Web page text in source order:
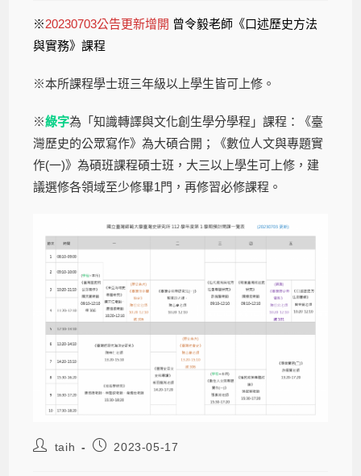
※20230703公告更新增開 曾令毅老師《口述歷史方法
與實務》課程
※本所課程學士班三年級以上學生皆可上修。
※綠字為「知識轉譯與文化創生學分學程」課程：《臺
灣歷史的公眾寫作》為大碩合開；《數位人文與專題實
作(一)》為碩班課程碩士班，大三以上學生可上修，建
議選修各領域至少修畢1門，再修習必修課程。
taih 2023-05-17